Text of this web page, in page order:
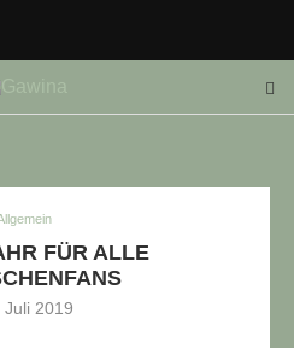
FÜR ALLE
Juli 2019